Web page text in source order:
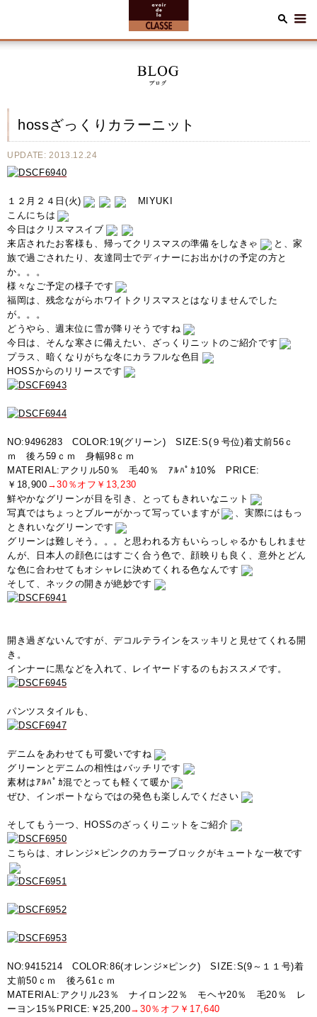
hossざっくりカラーニット
UPDATE: 2013.12.24
１２月２４日(火)
MIYUKI
こんにちは
今日はクリスマスイブ
来店されたお客様も、帰ってクリスマスの準備をしなきゃ
と、家
族で過ごされたり、友達同士でディナーにお出かけの予定の方と
か。。。
様々なご予定の様子です
福岡は、残念ながらホワイトクリスマスとはなりませんでした
が。。。
どうやら、週末位に雪が降りそうですね
今日は、そんな寒さに備えたい、ざっくりニットのご紹介です
プラス、暗くなりがちな冬にカラフルな色目
HOSSからのリリースです
NO:9496283 COLOR:19(グリーン) SIZE:S(９号位)着丈前56ｃ
ｍ 後ろ59ｃｍ 身幅98ｃｍ
MATERIAL:アクリル50％ 毛40％ ｱﾙﾊﾟｶ10％ PRICE:
￥18,900 →30％オフ￥13,230
鮮やかなグリーンが目を引き、とってもきれいなニット
写真ではちょっとブルーがかって写っていますが
、実際にはもっ
ときれいなグリーンです
グリーンは難しそう。。。と思われる方もいらっしゃるかもしれませ
んが、日本人の顔色にはすごく合う色で、顔映りも良く、意外とどん
な色に合わせてもオシャレに決めてくれる色なんです
そして、ネックの開きが絶妙です
開き過ぎないんですが、デコルテラインをスッキリと見せてくれる開
き。
インナーに黒などを入れて、レイヤードするのもおススメです。
パンツスタイルも、
デニムをあわせても可愛いですね
グリーンとデニムの相性はバッチリです
素材はｱﾙﾊﾟｶ混でとっても軽くて暖か
ぜひ、インポートならではの発色も楽しんでください
そしてもう一つ、HOSSのざっくりニットをご紹介
こちらは、オレンジ×ピンクのカラーブロックがキュートな一枚です
NO:9415214 COLOR:86(オレンジ×ピンク) SIZE:S(9～１１号)着
丈前50ｃｍ 後ろ61ｃｍ
MATERIAL:アクリル23％ ナイロン22％ モヘヤ20％ 毛20％ レ
ーヨン15％PRICE:￥25,200→30％オフ￥17,640